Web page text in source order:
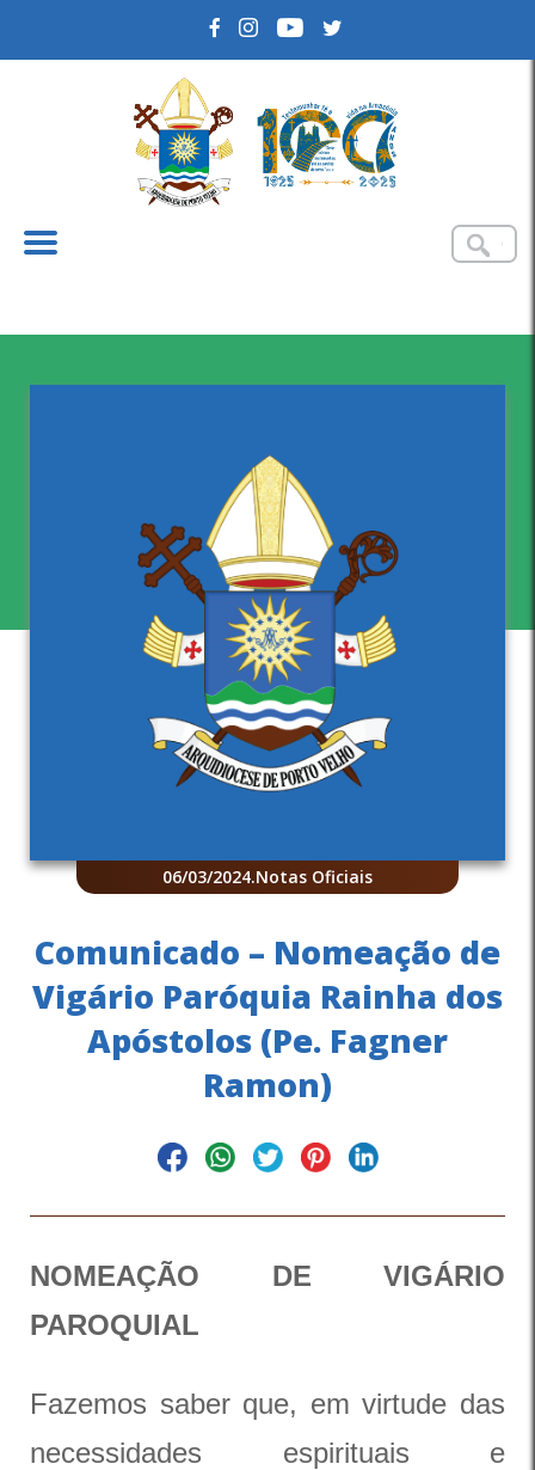
06/03/2024.Notas Oficiais
Comunicado – Nomeação de
Vigário Paróquia Rainha dos
Apóstolos (Pe. Fagner
Ramon)
NOMEAÇÃO DE VIGÁRIO
PAROQUIAL
Fazemos saber que, em virtude das
necessidades espirituais e